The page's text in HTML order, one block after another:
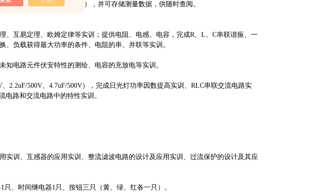
显示“C"，纯电阻不显示），并可存储测量数据，供随时查阅。
、互易定理、欧姆定律等实训；提供电阻、电感、电容，完成R、L、C串联谐振、一
负载获得最大功率的条件、电阻的串、并联等实训。
电路元件伏安特性的测绘、电容的充放电等实训。
、2.2uF/500V、4.7uF/500V），完成日光灯功率因数提高实训、RLC串联交流电路实
电路和交流电路中的特性实训。
实训、互感器的应用实训、整流滤波电路的设计及应用实训、过流保护的设计及其应
只、时间继电器1只、按钮三只（黄、绿、红各一只）。